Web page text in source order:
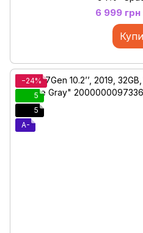
6 999 грн
−24%
5
5
A-